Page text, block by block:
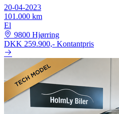
20-04-2023
101.000 km
El
9800 Hjørring
DKK 259.900,- Kontantpris